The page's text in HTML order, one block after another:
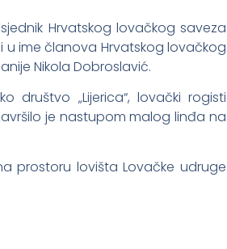
Hrvatskog lovačkog saveza
u ime članova Hrvatskog lovačkog
Nikola Dobroslavić.
društvo „Lijerica“, lovački rogisti
je nastupom malog linđa na
prostoru lovišta Lovačke udruge